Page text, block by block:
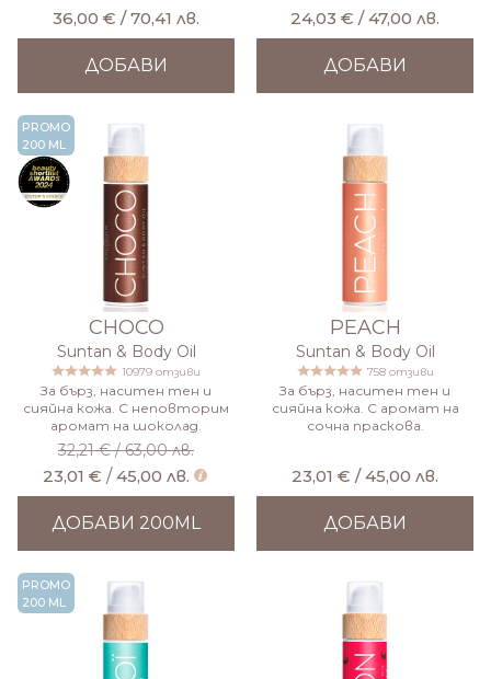
36,00 € / 70,41 лв.
ДОБАВИ
24,03 € / 47,00 лв.
ДОБАВИ
PROMO
200 ML
CHOCO
Suntan & Body Oil
10979 отзиви
За бърз, наситен тен и
сияйна кожа. С неповторим
аромат на шоколад.
32,21 €/63,00 лв.
23,01 € / 45,00 лв.
ДОБАВИ 200ML
PEACH
Suntan & Body Oil
758 отзиви
За бърз, наситен тен и
сияйна кожа. С аромат на
сочна праскова.
23,01 € / 45,00 лв.
ДОБАВИ
PROMO
200 ML